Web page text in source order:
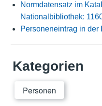
Normdatensatz im
Nationalbibliothek:
Personeneintrag in
Kategorien
Personen